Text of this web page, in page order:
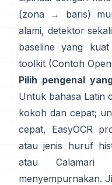
(zona → baris)
alami, detektor
baseline yang
toolkit (Contoh
Pilih pengenal
Untuk bahasa Latin
kokoh dan cepat;
cepat, EasyOCR
atau jenis huruf
atau
Calamari
menyempurnakan.